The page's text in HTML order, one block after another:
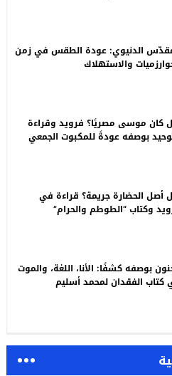
الدنيوي: عودة الطقس في زمن
والاستهلاك
هل كان موسى مصريًا؟ فرويد وقراءة
بوصفه عودةً للمكبوت الجمعي
أصل الحضارة جريمة؟ قراءة في
وكتاب “الطوطم والحرام”
بوصفه كشفًا: الأنا، اللغة، والموت
كتاب الفقدان لمحمد أسليم